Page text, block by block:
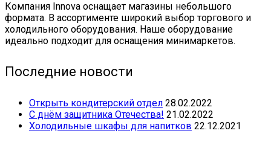
Компания Innova оснащает магазины небольшого
формата. В ассортименте широкий выбор торгового и
холодильного оборудования. Наше оборудование
идеально подходит для оснащения минимаркетов.
Последние новости
Открыть кондитерский отдел 28.02.2022
С днём защитника Отечества! 21.02.2022
Холодильные шкафы для напитков 22.12.2021